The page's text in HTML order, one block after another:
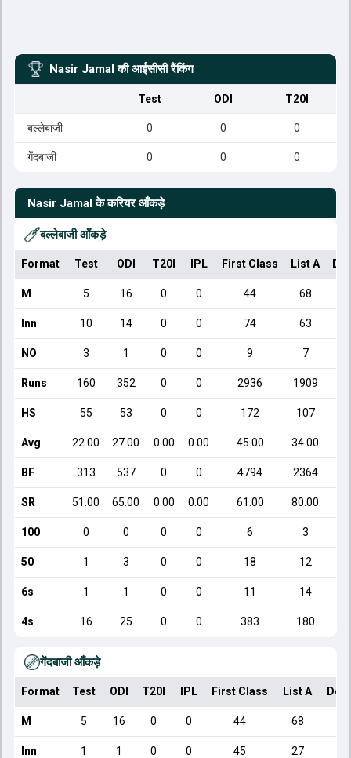
Nasir Jamal की आईसीसी रैंकिंग
Test ODI T20I
बल्लेबाजी 0 0 0
गेंदबाजी 0 0 0
Nasir Jamal के करियर आँकड़े
बल्लेबाजी आँकड़े
Format Test ODI T20I IPL First Class List A
M 5 16 0 0 44 68
Inn 10 14 0 0 74 63
NO 3 1 0 0 9 7
Runs 160 352 0 0 2936 1909
HS 55 53 0 0 172 107
Avg 22.00 27.00 0.00 0.00 45.00 34.00
BF 313 537 0 0 4794 2364
SR 51.00 65.00 0.00 0.00 61.00 80.00
100 0 0 0 0 6 3
50 1 3 0 0 18 12
6s 1 1 0 0 11 14
4s 16 25 0 0 383 180
गेंदबाजी आँकड़े
Format Test ODI T20I IPL First Class List A
M 5 16 0 0 44 68
Inn 1 1 0 0 45 27